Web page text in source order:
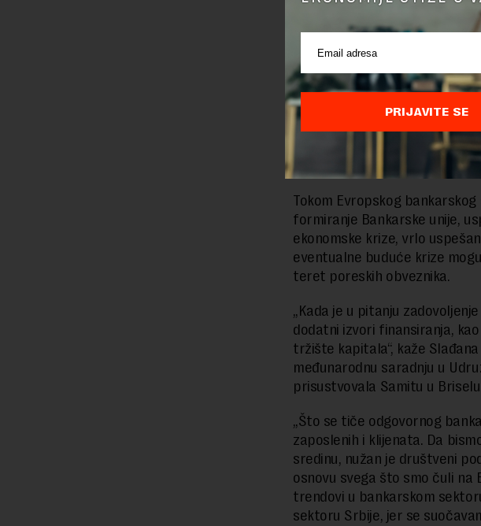
„Dobili smo potvrdu da u
banke otvaraju najviše u
regulative, kao što su Open
i pojam odgovornog
održivo finansiranje, ali i
Najvećim izazovima
finansijskih prevara,
uticaja regulative na
Tokom Evropskog
formiranje Bankarske unije,
ekonomske krize, vrlo
eventualne buduće krize
teret poreskih obveznika.
„Kada je u pitanju
dodatni izvori finansiranja,
tržište kapitala“, kaže
međunarodnu saradnju u
prisustvovala Samitu u
„Što se tiče odgovornog
zaposlenih i klijenata. Da
sredinu, nužan je društveni
osnovu svega što smo čuli na
trendovi u bankarskom
sektoru Srbije, jer se
PRIJAVITE SE